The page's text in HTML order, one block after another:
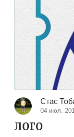
Стас
04 июл.
ЛОГО